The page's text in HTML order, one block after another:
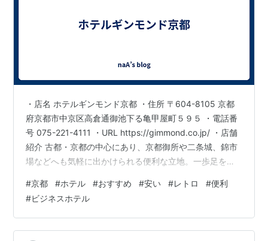
・店名 ホテルギンモンド京都 ・住所 〒604-8105 京都
府京都市中京区高倉通御池下る亀甲屋町５９５ ・電話番
号 075-221-4111 ・URL https://gimmond.co.jp/ ・店舗
紹介 古都・京都の中心にあり、京都御所や二条城、錦市
場などへも気軽に出かけられる便利な立地。一歩足を踏
観光はもちろん、ビジネスでのご利用にも心安らぐひと
ときをお過ごしください。
#京都 #ホテル #おすすめ #安い #レトロ #便利
#ビジネスホテル